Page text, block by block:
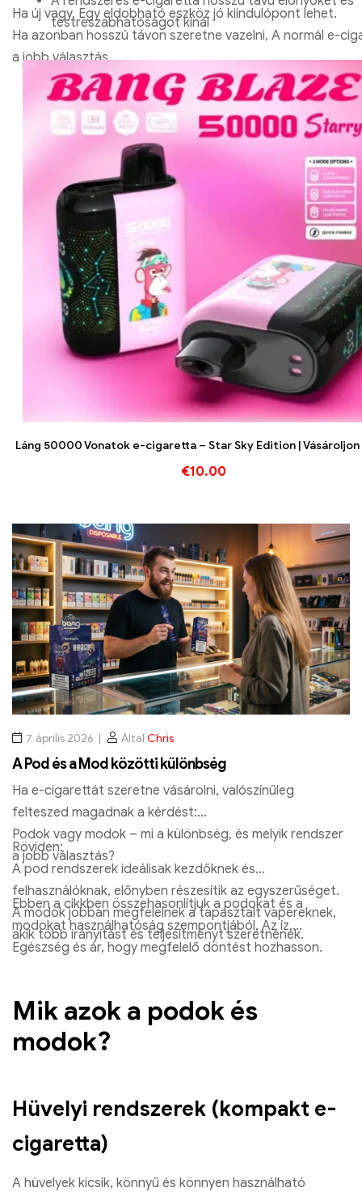
testreszabhatóságot kínál
Ha új vagy, Egy eldobható eszköz jó kiindulópont lehet.
Ha azonban hosszú távon szeretne vazelni, A normál e-
a jobb választás.
Láng 50000 Vonatok e-cigaretta – Star Sky Edition |
€10.00
RandM Tornado 7000 Vakdoboz | 7000 Puff | EU gyors
Válasszon opciókat
7. április 2026 Által Chris
A Pod és a Mod közötti különbség
Ha e-cigarettát szeretne vásárolni, valószínűleg
felteszed magadnak a kérdést:
Podok vagy modok – mi a különbség, és melyik rendszer
a jobb választás?
Röviden:
A pod rendszerek ideálisak kezdőknek és
felhasználóknak, előnyben részesítik az egyszerűséget.
A modok jobban megfelelnek a tapasztalt vapereknek,
akik több irányítást és teljesítményt szeretnének.
Ebben a cikkben összehasonlítjuk a podokat és a
modokat használhatóság szempontjából, Az íz,
Egészség és ár, hogy megfelelő döntést hozhasson.
Mik azok a podok és
modok?
Hüvelyi rendszerek (kompakt e-
cigaretta)
A hüvelyek kicsik, könnyű és könnyen használható